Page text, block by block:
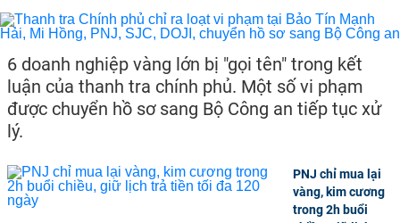
6 doanh nghiệp vàng lớn bị "gọi tên" trong kết
luận của thanh tra chính phủ. Một số vi phạm
được chuyển hồ sơ sang Bộ Công an tiếp tục xử
lý.
PNJ chỉ mua lại
vàng, kim cương
trong 2h buổi